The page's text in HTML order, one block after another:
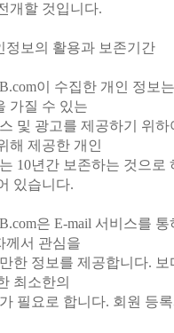
개할 것입니다.
보의 활용과 보존기간
이 수집한 개인 정보
가질 수 있는
및 광고를 제공하기 위
해 제공한 개인
10년간 보존하는 것으
있습니다.
은 E-mail 서비스를
께서 관심을
한 정보를 제공합니다.
최소한의
필요로 합니다. 회원 등